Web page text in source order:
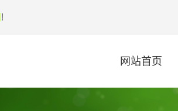
!
网站首页